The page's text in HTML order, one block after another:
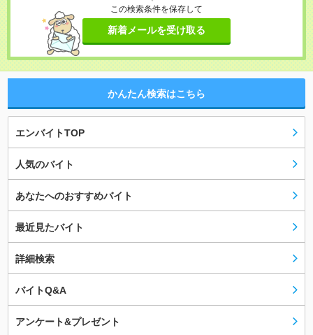
この検索条件を保存して
新着メールを受け取る
かんたん検索はこちら
エンバイトTOP
人気のバイト
あなたへのおすすめバイト
最近見たバイト
詳細検索
バイトQ&A
アンケート&プレゼント